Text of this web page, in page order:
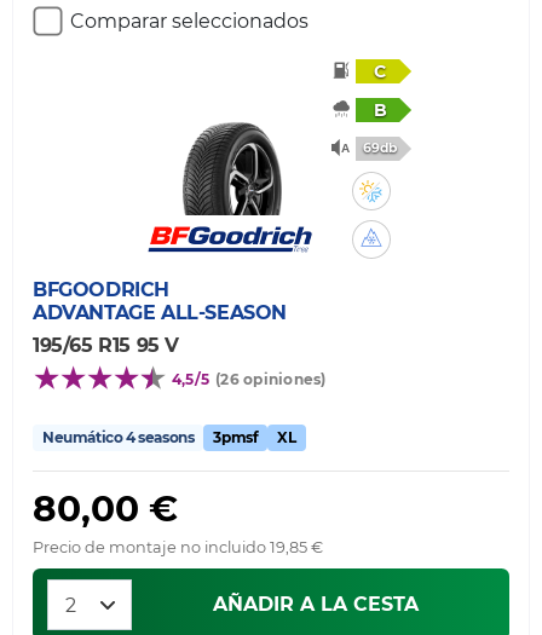
Comparar seleccionados
C
B
69db
BFGOODRICH
ADVANTAGE ALL-SEASON
195/65 R15 95 V
4,5/5 (26 opiniones)
Neumático 4 seasons 3pmsf XL
80,00 €
Precio de montaje no incluido 19,85 €
AÑADIR A LA CESTA